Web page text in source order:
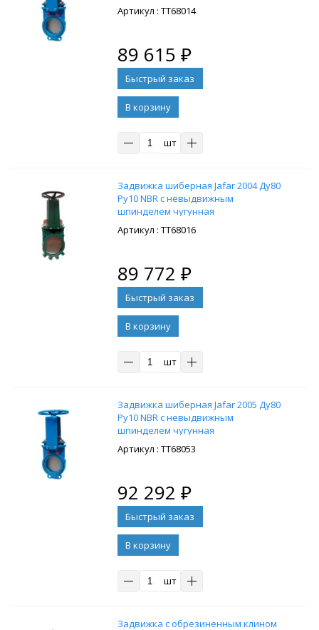
: ТТ68014
89 615 ₽
В корзину
шт
Задвижка шиберная Jafar 2004 Ду80
Ру10 NBR с невыдвижным
шпинделем чугунная
: ТТ68016
89 772 ₽
В корзину
шт
Задвижка шиберная Jafar 2005 Ду80
Ру10 NBR с невыдвижным
шпинделем чугунная
: ТТ68053
92 292 ₽
В корзину
шт
Задвижка с обрезиненным клином